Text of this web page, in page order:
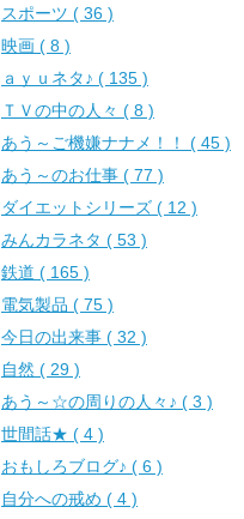
スポーツ ( 36 )
映画 ( 8 )
ａｙｕネタ♪ ( 135 )
ＴＶの中の人々 ( 8 )
あう～ご機嫌ナナメ！！ ( 45 )
あう～のお仕事 ( 77 )
ダイエットシリーズ ( 12 )
みんカラネタ ( 53 )
鉄道 ( 165 )
電気製品 ( 75 )
今日の出来事 ( 32 )
自然 ( 29 )
あう～☆の周りの人々♪ ( 3 )
世間話★ ( 4 )
おもしろブログ♪ ( 6 )
自分への戒め ( 4 )